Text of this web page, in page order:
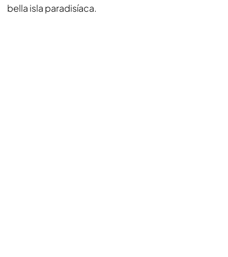
bella isla paradisíaca.